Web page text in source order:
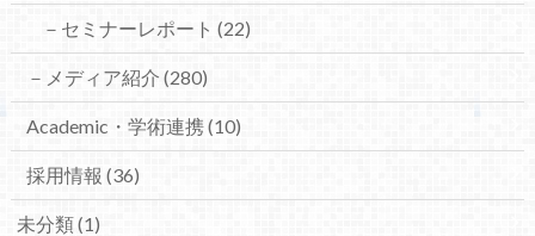
－セミナーレポート (22)
－メディア紹介 (280)
Academic・学術連携(10)
採用情報 (36)
未分類(1)